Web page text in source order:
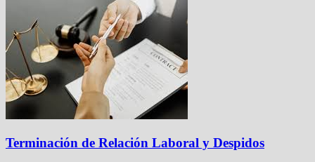
Terminación de Relación Laboral y Despidos